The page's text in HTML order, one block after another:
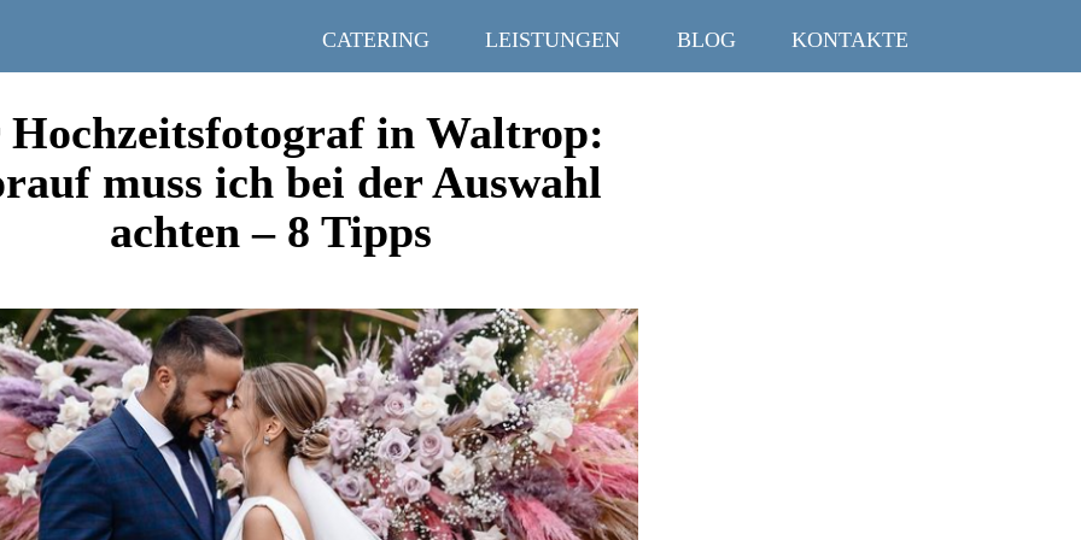
CATERING LEISTUNGEN BLOG KONTAKTE
in Waltrop:
muss ich bei der Auswahl
achten – 8 Tipps